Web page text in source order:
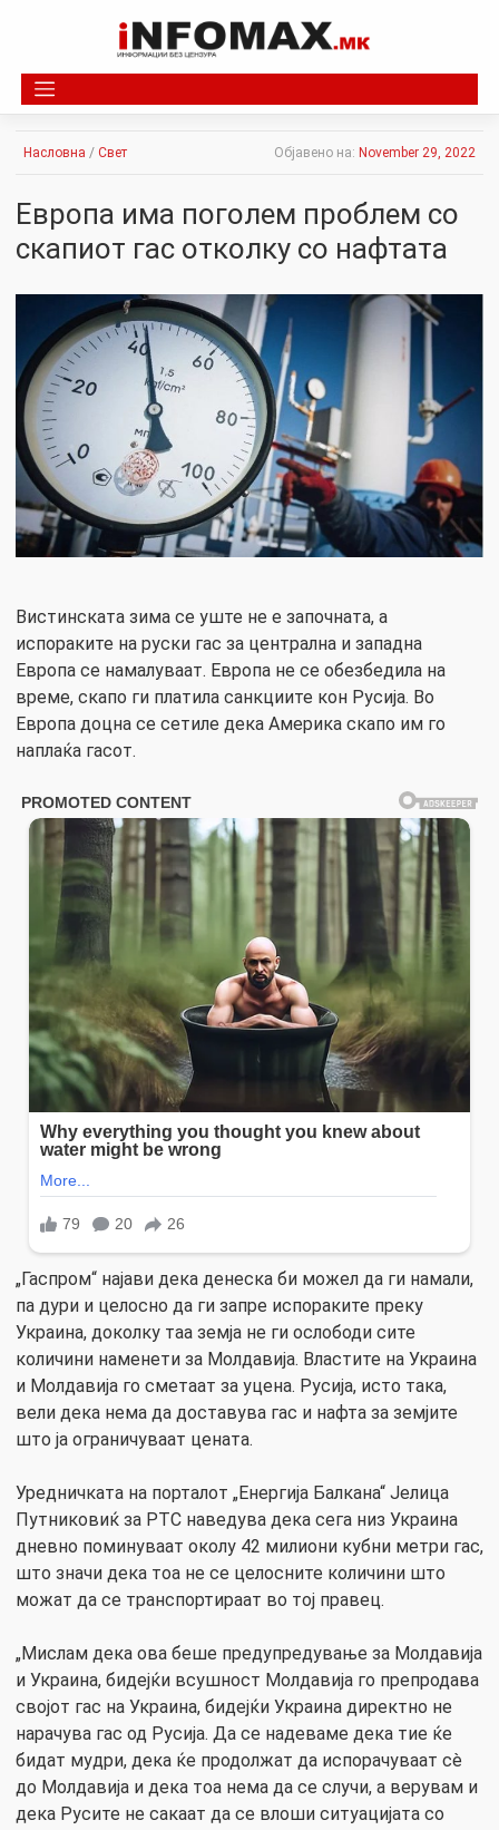
Насловна / Свет Објавено на: November 29, 2022
Европа има поголем проблем со
скапиот гас отколку со нафтата
Вистинската зима се уште не е започната, а
испораките на руски гас за централна и западна
Европа се намалуваат. Европа не се обезбедила на
време, скапо ги платила санкциите кон Русија. Во
Европа доцна се сетиле дека Америка скапо им го
наплаќа гасот.
„Гаспром“ најави дека денеска би можел да ги намали,
па дури и целосно да ги запре испораките преку
Украина, доколку таа земја не ги ослободи сите
количини наменети за Молдавија. Властите на Украина
и Молдавија го сметаат за уцена. Русија, исто така,
вели дека нема да доставува гас и нафта за земјите
што ја ограничуваат цената.
Уредничката на порталот „Енергија Балкана“ Јелица
Путниковиќ за РТС наведува дека сега низ Украина
дневно поминуваат околу 42 милиони кубни метри гас,
што значи дека тоа не се целосните количини што
можат да се транспортираат во тој правец.
„Мислам дека ова беше предупредување за Молдавија
и Украина, бидејќи всушност Молдавија го препродава
својот гас на Украина, бидејќи Украина директно не
нарачува гас од Русија. Да се ​​надеваме дека тие ќе
бидат мудри, дека ќе продолжат да испорачуваат сè
до Молдавија и дека тоа нема да се случи, а верувам и
дека Русите не сакаат да се влоши ситуацијата со